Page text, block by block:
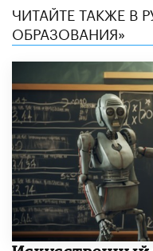
ЧИТАЙТЕ ТАКЖЕ В
ОБРАЗОВАНИЯ»